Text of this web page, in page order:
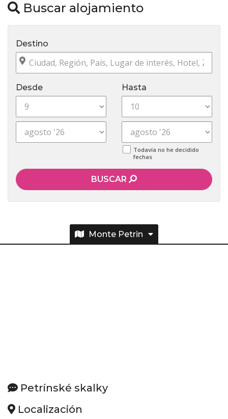
Buscar alojamiento
Destino
Desde Hasta
Todavía no he decidido
fechas
BUSCAR
Monte Petrin
Petrínské skalky
Localización